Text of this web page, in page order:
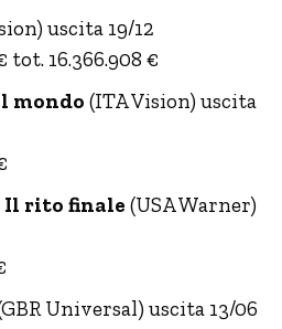
uscita 19/12
tot. 16.366.908 €
mondo (ITA Vision) uscita
Il rito finale (USA Warner)
Universal) uscita 13/06